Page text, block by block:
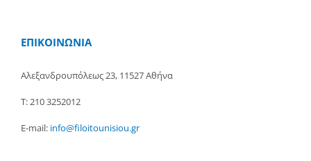
ΕΠΙΚΟΙΝΩΝΙΑ
Αλεξανδρουπόλεως 23, 11527 Αθήνα
Τ: 210 3252012
E-mail: info@filoitounisiou.gr